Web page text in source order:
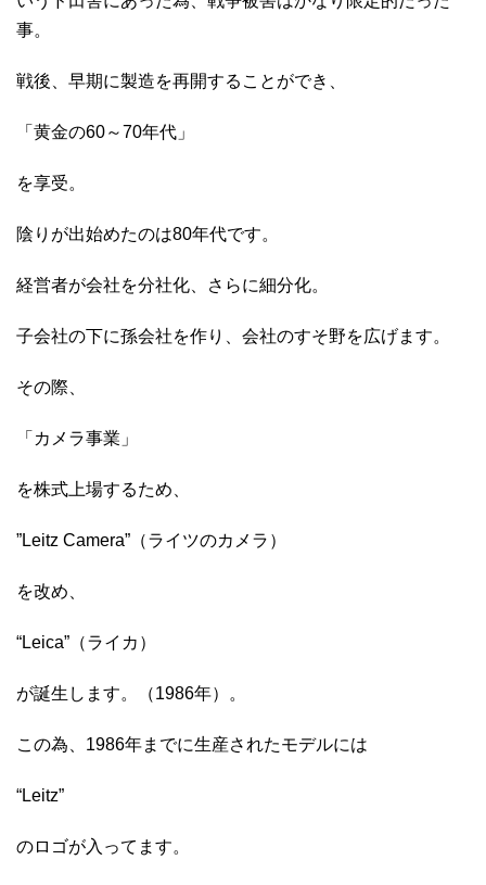
事。
戦後、早期に製造を再開することができ、
「黄金の60～70年代」
を享受。
陰りが出始めたのは80年代です。
経営者が会社を分社化、さらに細分化。
子会社の下に孫会社を作り、会社のすそ野を広げます。
その際、
「カメラ事業」
を株式上場するため、
”Leitz Camera”（ライツのカメラ）
を改め、
“Leica”（ライカ）
が誕生します。（1986年）。
この為、1986年までに生産されたモデルには
“Leitz”
のロゴが入ってます。